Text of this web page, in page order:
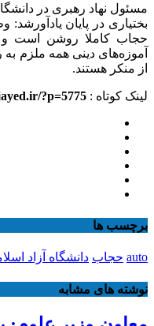
مسئول نهاد رهبری در
بختیاری در پایان
حجاب کاملا روشن است و
آموزه‌های دینی همه ملزم
از منکر هستند.
لینک کوتاه : ?p=5775
برچسب ها
auto حجاب دانشگاه آزاد
نوشته های مشابه